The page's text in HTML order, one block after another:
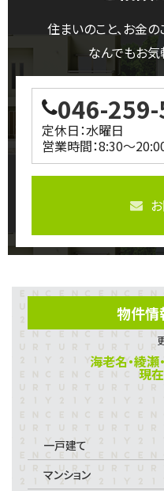
住まいのこと、お金
なんでもお
046-
定休日：水曜日
営業時間：8:30～
物件情
海老名・綾
現
一戸建て
マンション